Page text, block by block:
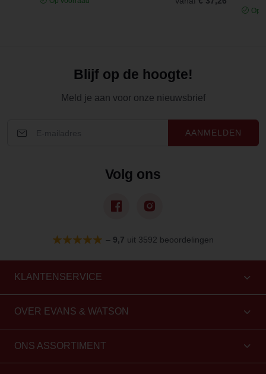
Op
Blijf op de hoogte!
Meld je aan voor onze nieuwsbrief
AANMELDEN
Volg ons
– 9,7 uit 3592 beoordelingen
KLANTENSERVICE
OVER EVANS & WATSON
ONS ASSORTIMENT